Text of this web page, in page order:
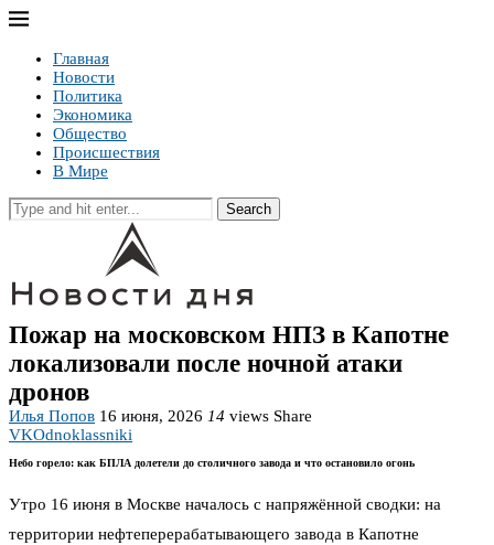
Главная
Новости
Политика
Экономика
Общество
Происшествия
В Мире
Search
Пожар на московском НПЗ в Капотне
локализовали после ночной атаки
дронов
Илья Попов 16 июня, 2026 14 views Share
VKOdnoklassniki
Небо горело: как БПЛА долетели до столичного завода и что остановило огонь
Утро 16 июня в Москве началось с напряжённой сводки: на
территории нефтеперерабатывающего завода в Капотне